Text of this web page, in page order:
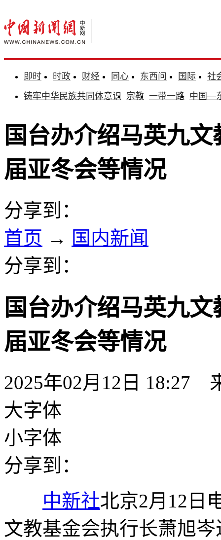
即时 时政 财经 同心 东西问 国际
社
铸牢中华民族共同体意识 宗教 一带一路 中国—
国台办介绍马英九
届亚冬会等情况
分享到：
首页 → 国内新闻
分享到：
国台办介绍马英九
届亚冬会等情况
2025年02月12日 18:27
大字体
小字体
分享到：
中新社北京2月12日
文教基金会执行长萧旭